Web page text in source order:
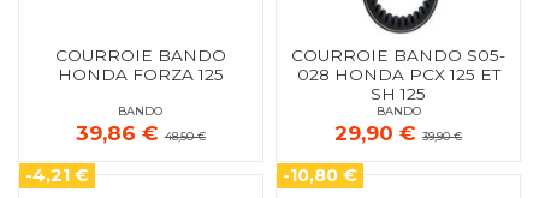
COURROIE BANDO
HONDA FORZA 125
BANDO
39,86 € 48,50 €
COURROIE BANDO S05-
028 HONDA PCX 125 ET
SH 125
BANDO
29,90 €39,90 €
-4,21 € -10,80 €